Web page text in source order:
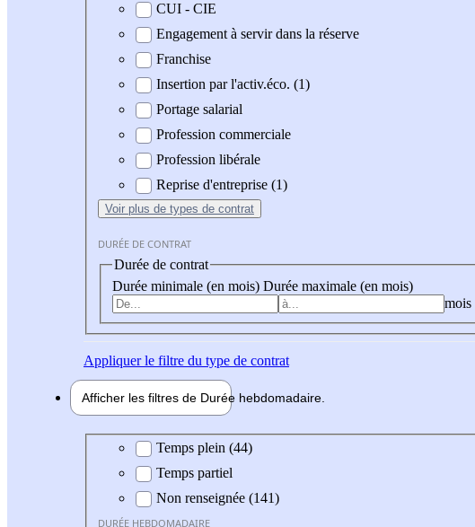
CUI - CIE
Engagement à servir dans la réserve
Franchise
Insertion par l'activ.éco. (1)
Portage salarial
Profession commerciale
Profession libérale
Reprise d'entreprise (1)
Voir plus de types de contrat
DURÉE DE CONTRAT
Durée de contrat
Durée minimale (en mois) Durée maximale (en mois)
mois
Appliquerle filtre du type de contrat
Afficher les filtres de Durée hebdomadaire
Durée hebdomadaire
Temps plein (44)
Temps partiel
Non renseignée (141)
DURÉE HEBDOMADAIRE